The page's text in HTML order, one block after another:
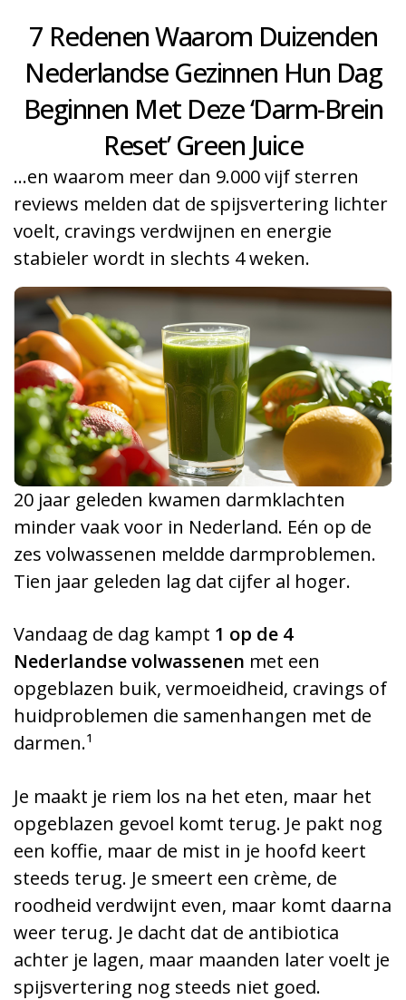
7 Redenen Waarom Duizenden
Nederlandse Gezinnen Hun Dag
Beginnen Met Deze ‘Darm-Brein
Reset’ Green Juice
…en waarom meer dan 9.000 vijf sterren
reviews melden dat de spijsvertering lichter
voelt, cravings verdwijnen en energie
stabieler wordt in slechts 4 weken.
20 jaar geleden kwamen darmklachten
minder vaak voor in Nederland. Eén op de
zes volwassenen meldde darmproblemen.
Tien jaar geleden lag dat cijfer al hoger.
Vandaag de dag kampt 1 op de 4
Nederlandse volwassenen met een
opgeblazen buik, vermoeidheid, cravings of
huidproblemen die samenhangen met de
darmen.¹
Je maakt je riem los na het eten, maar het
opgeblazen gevoel komt terug. Je pakt nog
een koffie, maar de mist in je hoofd keert
steeds terug. Je smeert een crème, de
roodheid verdwijnt even, maar komt daarna
weer terug. Je dacht dat de antibiotica
achter je lagen, maar maanden later voelt je
spijsvertering nog steeds niet goed.